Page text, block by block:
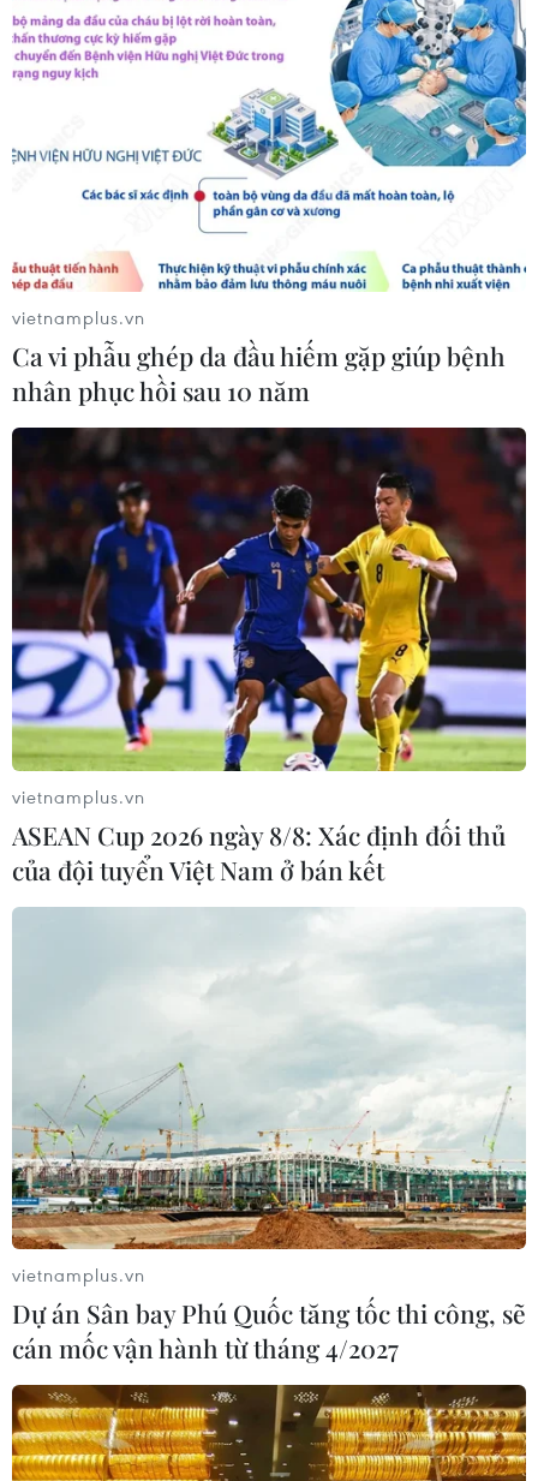
Sembcorp hỗ trợ thiết bị y tế điều trị bệnh
nhân nặng tại Bình Dương
17/09/2021 10:18
Sembcorp cung cấp một hệ thống xét nghiệm RT-PCR và
Bình Dương và 65 thiết bị theo dõi bệnh nhân cho Bệnh
viện Quốc tế Becamex.
Hướng về cơ sở phòng chống dịch: Trạm Y
tế lưu động - mô hình sáng tạo
Để nối liền dịch vụ y tế với người dân, các Tổ COVID-19
cộng đồng là chưa đủ với các “pháo đài” phường, xã,
mà phải có các Trạm Y tế lưu động để dịch vụ y tế
không bị đứt gãy khi áp dụng giãn cách.
vietnamplus.vn
Ca vi phẫu ghép da đầu hiếm gặp giúp bệnh
nhân phục hồi sau 10 năm
vietnamplus.vn
ASEAN Cup 2026 ngày 8/8: Xác định đối thủ
của đội tuyển Việt Nam ở bán kết
vietnamplus.vn
Dự án Sân bay Phú Quốc tăng tốc thi công, sẽ
cán mốc vận hành từ tháng 4/2027